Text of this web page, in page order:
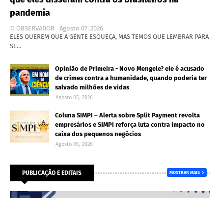
pandemia
O OBSERVADOR
Agosto 07, 2026
ELES QUEREM QUE A GENTE ESQUEÇA, MAS TEMOS QUE LEMBRAR PARA
SE…
Opinião de Primeira - Novo Mengele? ele é acusado
de crimes contra a humanidade, quando poderia ter
salvado milhões de vidas
Agosto 05, 2026
Coluna SIMPI – Alerta sobre Split Payment revolta
empresários e SIMPI reforça luta contra impacto no
caixa dos pequenos negócios
Agosto 05, 2026
PUBLICAÇÃO E EDITAIS MOSTRAR MAIS